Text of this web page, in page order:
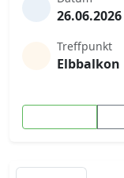
26.06.2026
Treffpunkt
Elbbalkon